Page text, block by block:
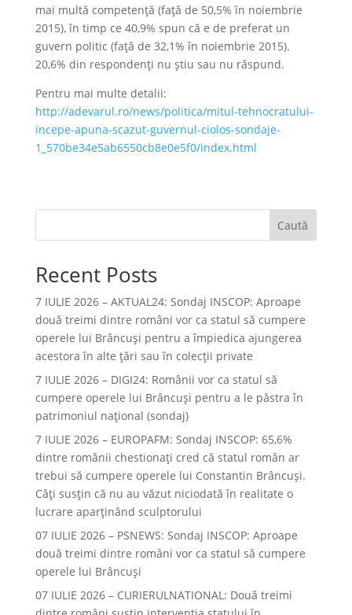
mai multă competenţă (faţă de 50,5% în noiembrie
2015), în timp ce 40,9% spun că e de preferat un
guvern politic (faţă de 32,1% în noiembrie 2015).
20,6% din respondenţi nu ştiu sau nu răspund.
Pentru mai multe detalii:
http://adevarul.ro/news/politica/mitul-tehnocratului-
incepe-apuna-scazut-guvernul-ciolos-sondaje-
1_570be34e5ab6550cb8e0e5f0/index.html
Caută
Recent Posts
7 IULIE 2026 – AKTUAL24: Sondaj INSCOP: Aproape
două treimi dintre români vor ca statul să cumpere
operele lui Brâncuşi pentru a împiedica ajungerea
acestora în alte ţări sau în colecţii private
7 IULIE 2026 – DIGI24: Românii vor ca statul să
cumpere operele lui Brâncuși pentru a le păstra în
patrimoniul național (sondaj)
7 IULIE 2026 – EUROPAFM: Sondaj INSCOP: 65,6%
dintre românii chestionați cred că statul român ar
trebui să cumpere operele lui Constantin Brâncuși.
Câți susțin că nu au văzut niciodată în realitate o
lucrare aparținând sculptorului
07 IULIE 2026 – PSNEWS: Sondaj INSCOP: Aproape
două treimi dintre români vor ca statul să cumpere
operele lui Brâncuși
07 IULIE 2026 – CURIERULNATIONAL: Două treimi